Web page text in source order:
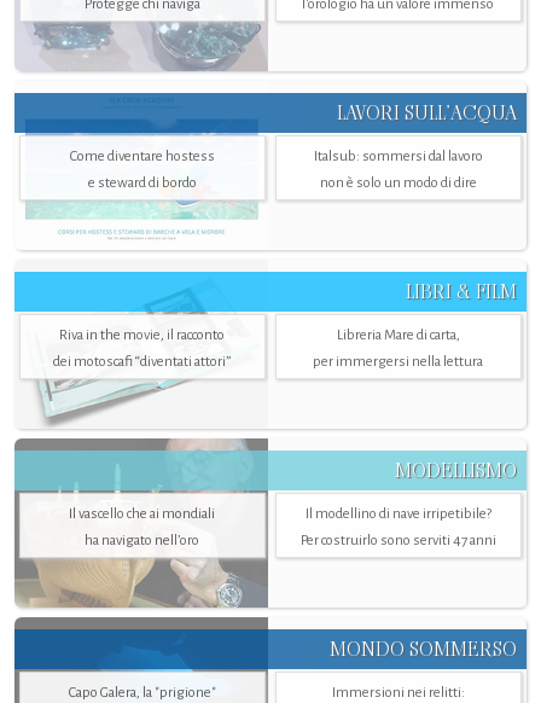
Protegge chi naviga
l'orologio ha un valore immenso
LAVORI SULL’ACQUA
Come diventare hostess
e steward di bordo
Italsub: sommersi dal lavoro
non è solo un modo di dire
LIBRI & FILM
Riva in the movie, il racconto
dei motoscafi “diventati attori”
Libreria Mare di carta,
per immergersi nella lettura
MODELLISMO
Il vascello che ai mondiali
ha navigato nell’oro
Il modellino di nave irripetibile?
Per costruirlo sono serviti 47 anni
MONDO SOMMERSO
Capo Galera, la "prigione" Immersioni nei relitti: